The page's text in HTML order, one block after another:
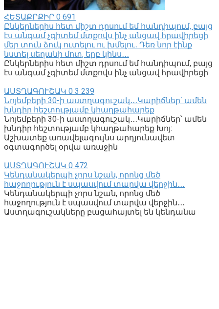
ՀԵՏԱՔՐՔԻՐ 0 691
Ընկերներիս հետ միշտ դրսում եմ հանդիպում, բայց
էս անգամ չգիտեմ մտքովս ինչ անցավ հրավիրեցի
մեր տուն ձուկ ուտելու ու խմելու․ Դեռ նոր էինք
նստել սեղանի մոտ, երբ կինս․․․
Ընկերներիս հետ միշտ դրսում եմ հանդիպում, բայց
էս անգամ չգիտեմ մտքովս ինչ անցավ հրավիրեցի
ԱՍՏՂԱԳՈՒՇԱԿ 0 3 239
Նոյեմբերի 30-ի աստղագուշակ․․․Կարիճներ՝ ամեն
խնդիր հեշտությամբ կհաղթահարեք
Նոյեմբերի 30-ի աստղագուշակ․․․Կարիճներ՝ ամեն
խնդիր հեշտությամբ կհաղթահարեք Խոյ:
Աշխատեք առավելագույնս արդյունավետ
օգտագործել օրվա առաջին
ԱՍՏՂԱԳՈՒՇԱԿ 0 472
Կենդանակերպի չորս նշան, որոնց մեծ
հաջողություն է սպասվում տարվա վերջին․․․
Կենդանակերպի չորս նշան, որոնց մեծ
հաջողություն է սպասվում տարվա վերջին․․․
Աստղագուշակները բացահայտել են կենդանա